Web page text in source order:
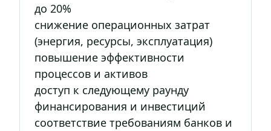
до 20%
снижение операционных затрат
(энергия, ресурсы, эксплуатация)
повышение эффективности
процессов и активов
доступ к следующему раунду
финансирования и инвестиций
соответствие требованиям банков и